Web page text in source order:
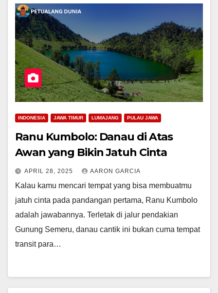
INDONESIA JAWA TIMUR LUMAJANG PULAU JAWA
Ranu Kumbolo: Danau di Atas
Awan yang Bikin Jatuh Cinta
APRIL 28, 2025 AARON GARCIA
Kalau kamu mencari tempat yang bisa membuatmu
jatuh cinta pada pandangan pertama, Ranu Kumbolo
adalah jawabannya. Terletak di jalur pendakian
Gunung Semeru, danau cantik ini bukan cuma tempat
transit para…